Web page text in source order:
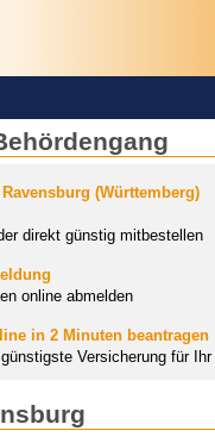
(Württemberg)
direkt günstig mitbestellen
online abmelden
in 2 Minuten beantragen
Versicherung für